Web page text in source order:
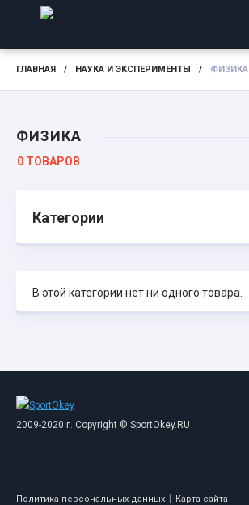
ГЛАВНАЯ / НАУКА И ЭКСПЕРИМЕНТЫ / ФИЗИКА
ФИЗИКА
0 ТОВАРОВ
Категории
В этой категории нет ни одного товара.
2009-2020 г. Copyright © SportOkey.RU
Политика персональных данных Карта сайта